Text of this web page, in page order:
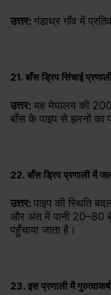
उत्तर: गंडाथ्र गाँव में
21. बाँस ड्रिप सिंचाई
उत्तर: यह मेघालय की 200
बाँस के पाइप से झरनों का
22. बाँस ड्रिप प्रणाली में
उत्तर: पाइप की स्थिति
और अंत में पानी 20–80
पहुँचाया जाता है।
23. इस प्रणाली में